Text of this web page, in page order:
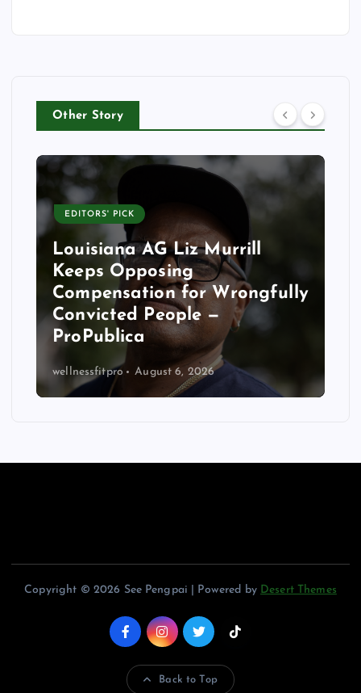
Other Story
EDITORS' PICK
Louisiana AG Liz Murrill
Keeps Opposing
Compensation for Wrongfully
Convicted People —
ProPublica
wellnessfitpro August 6, 2026
Copyright © 2026 See Pengpai | Powered by Desert Themes
Back to Top